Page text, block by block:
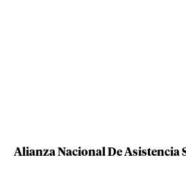
Alianza Nacional De Asistencia